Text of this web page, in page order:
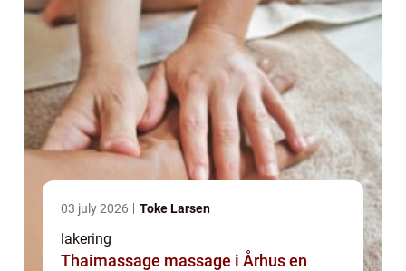
03 july 2026 Toke Larsen
lakering
Thaimassage massage i Århus en